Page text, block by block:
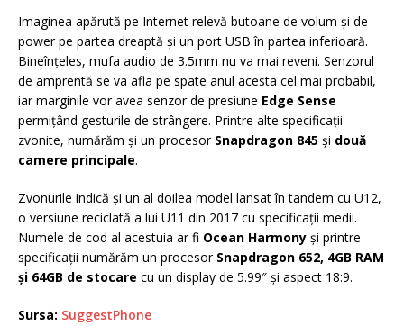
Imaginea apărută pe Internet relevă butoane de volum şi de
power pe partea dreaptă şi un port USB în partea inferioară.
Bineînţeles, mufa audio de 3.5mm nu va mai reveni. Senzorul
de amprentă se va afla pe spate anul acesta cel mai probabil,
iar marginile vor avea senzor de presiune Edge Sense
permiţând gesturile de strângere. Printre alte specificaţii
zvonite, numărăm şi un procesor Snapdragon 845 şi două
camere principale.
Zvonurile indică şi un al doilea model lansat în tandem cu U12,
o versiune reciclată a lui U11 din 2017 cu specificaţii medii.
Numele de cod al acestuia ar fi Ocean Harmony şi printre
specificaţii numărăm un procesor Snapdragon 652, 4GB RAM
şi 64GB de stocare cu un display de 5.99″ şi aspect 18:9.
Sursa: SuggestPhone